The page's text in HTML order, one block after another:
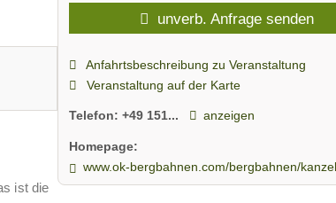
ist die
unverb. Anfrage senden
Anfahrtsbeschreibung zu Veranstaltung
Veranstaltung auf der Karte
Telefon:+49 151... anzeigen
Homepage:
www.ok-bergbahnen.com/bergbahnen/